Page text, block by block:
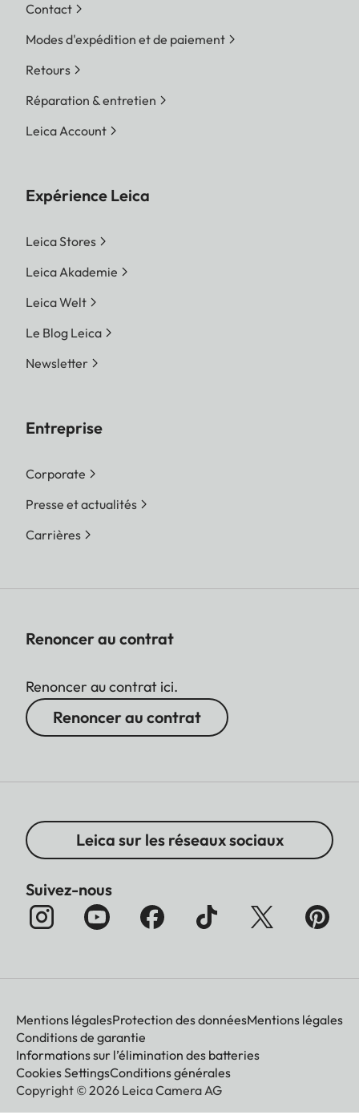
Contact
Modes d'expédition et de paiement
Retours
Réparation & entretien
Leica Account
Expérience Leica
Leica Stores
Leica Akademie
Leica Welt
Le Blog Leica
Newsletter
Entreprise
Corporate
Presse et actualités
Carrières
Renoncer au contrat
Renoncer au contrat ici.
Renoncer au contrat
Leica sur les réseaux sociaux
Suivez-nous
Mentions légalesProtection des donnéesMentions légales
Conditions de garantie
Informations sur l’élimination des batteries
Cookies SettingsConditions générales
Copyright © 2026 Leica Camera AG